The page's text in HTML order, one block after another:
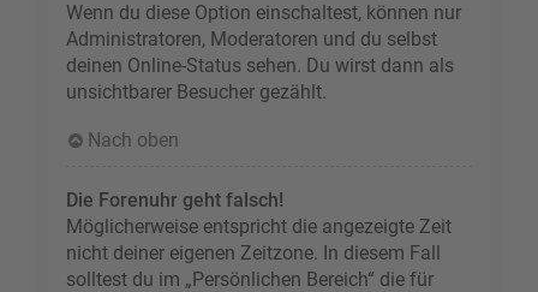
Wenn du diese Option einschaltest, können nur
Administratoren, Moderatoren und du selbst
deinen Online-Status sehen. Du wirst dann als
unsichtbarer Besucher gezählt.
Nach oben
Die Forenuhr geht falsch!
Möglicherweise entspricht die angezeigte Zeit
nicht deiner eigenen Zeitzone. In diesem Fall
solltest du im „Persönlichen Bereich“ die für